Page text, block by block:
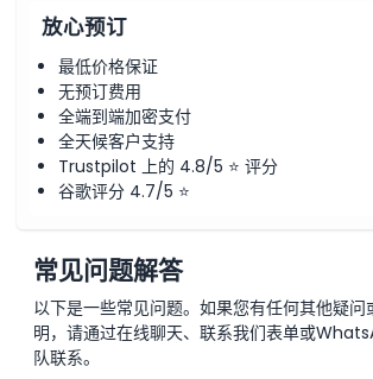
体重超过130公斤的乘客需购买额外座位，费
50%，此费用于出行当天支付给Nautilus
Nautilus Aviation每天为来自凯恩斯的个人旅
供30、45及60分钟的观光飞行
为确保运营顺畅及乘客舒适，并减少延误，最
升机）的30、45及60分钟观光飞行将继续从
出发，7名及以上乘客（2架及以上直升机）则
起飞
条款与条件
儿童成人政策
3岁及以上儿童收费与成人相同
若预订包含超过1名婴儿（0-2岁），则适用相
拨打预订电话+61（7）40349000咨询
的水域和热带岛屿，展示世界最具代表性的自然奇
煌。飞行从道格拉斯港出发，提供大堡礁著名景点
低礁的绝佳视野。每位乘客都能享有靠窗座位，确
令人叹为观止的景致。飞行过程中，专业飞行员将
关珊瑚礁生态系统和海洋生物的精彩见解。无论是
还是迁徙季节的鲸鱼，这趟观光飞行都是用仅30分
模与美丽的绝佳方式。
须知事项
所有直升机航班仅限白昼时间飞行
和60分钟观光飞行，适合自由行及团体乘客
直升机）的30、45及60分钟观光航班将继续
飞，而7名及以上乘客（2架及以上直升机）将
出发
放心预订
最低价格保证
无预订费用
全端到端加密支付
全天候客户支持
Trustpilot 上的 4.8/5 ⭐ 评分
谷歌评分 4.7/5 ⭐
常见问题解答
以下是一些常见问题。如果您有任何其他疑
明，请通过在线聊天、联系我们表单或
队联系。